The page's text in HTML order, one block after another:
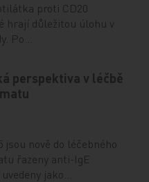
proti CD20
hrají důležitou úlohu v
Po…
perspektiva v léčbě
nově do léčebného
řazeny anti-IgE
jako…